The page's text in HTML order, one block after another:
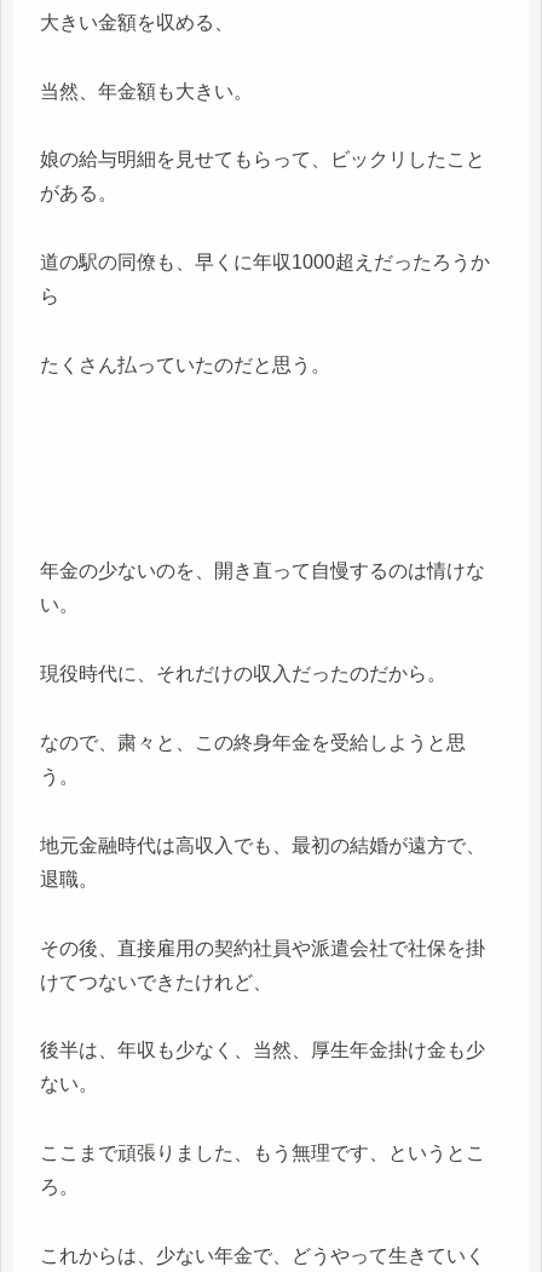
大きい金額を収める、
当然、年金額も大きい。
娘の給与明細を見せてもらって、ビックリしたこと
がある。
道の駅の同僚も、早くに年収1000超えだったろうか
ら
たくさん払っていたのだと思う。
年金の少ないのを、開き直って自慢するのは情けな
い。
現役時代に、それだけの収入だったのだから。
なので、粛々と、この終身年金を受給しようと思
う。
地元金融時代は高収入でも、最初の結婚が遠方で、
退職。
その後、直接雇用の契約社員や派遣会社で社保を掛
けてつないできたけれど、
後半は、年収も少なく、当然、厚生年金掛け金も少
ない。
ここまで頑張りました、もう無理です、というとこ
ろ。
これからは、少ない年金で、どうやって生きていく